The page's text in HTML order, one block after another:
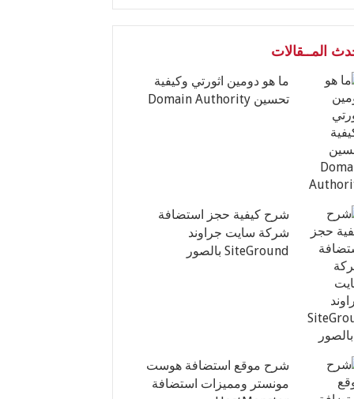
المــقالات
ما هو دومين اثورتي وكيفية
تحسين Domain Authority
شرح كيفية حجز استضافة
شركة سايت جراوند
SiteGround بالصور
شرح موقع استضافة هوست
مونستر ومميزات استضافة